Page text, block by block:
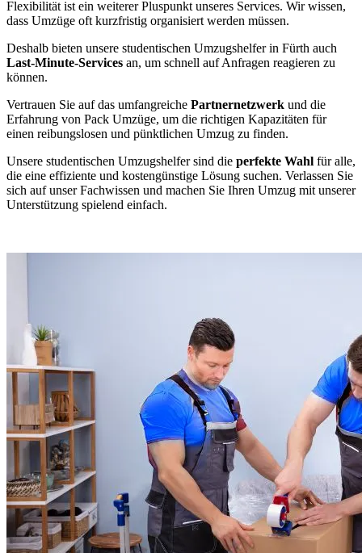
Flexibilität ist ein weiterer Pluspunkt unseres Services. Wir wissen,
dass Umzüge oft kurzfristig organisiert werden müssen.
Deshalb bieten unsere studentischen Umzugshelfer in Fürth auch
Last-Minute-Services an, um schnell auf Anfragen reagieren zu
können.
Vertrauen Sie auf das umfangreiche Partnernetzwerk und die
Erfahrung von Pack Umzüge, um die richtigen Kapazitäten für
einen reibungslosen und pünktlichen Umzug zu finden.
Unsere studentischen Umzugshelfer sind die perfekte Wahl für alle,
die eine effiziente und kostengünstige Lösung suchen. Verlassen Sie
sich auf unser Fachwissen und machen Sie Ihren Umzug mit unserer
Unterstützung spielend einfach.